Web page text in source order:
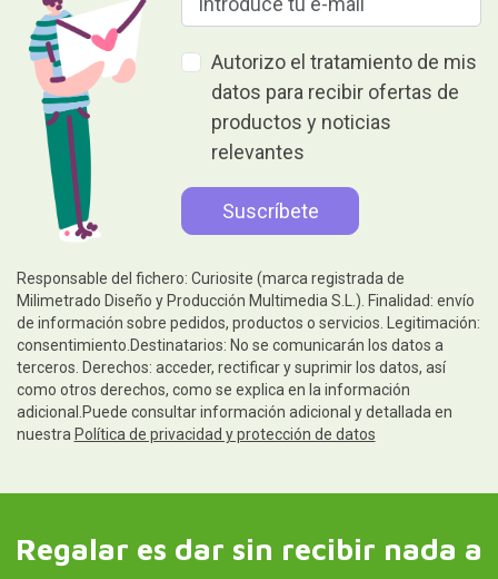
Autorizo el tratamiento de mis
datos para recibir ofertas de
productos y noticias
relevantes
Responsable del fichero: Curiosite (marca registrada de
Milimetrado Diseño y Producción Multimedia S.L.). Finalidad: envío
de información sobre pedidos, productos o servicios. Legitimación:
consentimiento.Destinatarios: No se comunicarán los datos a
terceros. Derechos: acceder, rectificar y suprimir los datos, así
como otros derechos, como se explica en la información
adicional.Puede consultar información adicional y detallada en
nuestra Política de privacidad y protección de datos
Regalar es dar sin recibir nada a